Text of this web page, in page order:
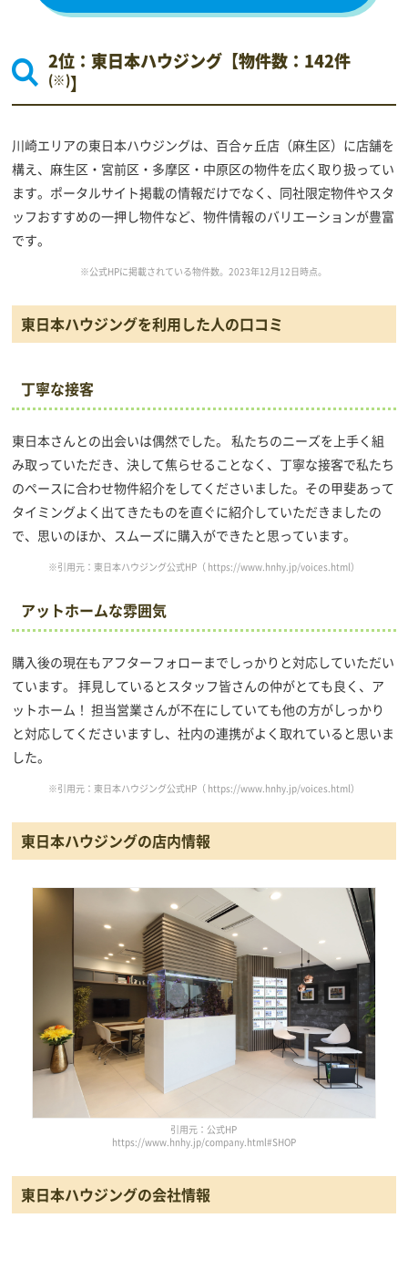
2位：東日本ハウジング【物件数：142件
(※)】
川崎エリアの東日本ハウジングは、百合ヶ丘店（麻生区）に店舗を
構え、麻生区・宮前区・多摩区・中原区の物件を広く取り扱ってい
ます。ポータルサイト掲載の情報だけでなく、同社限定物件やスタ
ッフおすすめの一押し物件など、物件情報のバリエーションが豊富
です。
※公式HPに掲載されている物件数。2023年12月12日時点。
東日本ハウジングを利用した人の口コミ
丁寧な接客
東日本さんとの出会いは偶然でした。 私たちのニーズを上手く組
み取っていただき、決して焦らせることなく、丁寧な接客で私たち
のペースに合わせ物件紹介をしてくださいました。その甲斐あって
タイミングよく出てきたものを直ぐに紹介していただきましたの
で、思いのほか、スムーズに購入ができたと思っています。
※引用元：東日本ハウジング公式HP（https://www.hnhy.jp/voices.html）
アットホームな雰囲気
購入後の現在もアフターフォローまでしっかりと対応していただい
ています。 拝見しているとスタッフ皆さんの仲がとても良く、ア
ットホーム！ 担当営業さんが不在にしていても他の方がしっかり
と対応してくださいますし、社内の連携がよく取れていると思いま
した。
※引用元：東日本ハウジング公式HP（https://www.hnhy.jp/voices.html）
東日本ハウジングの店内情報
引用元：公式HP
https://www.hnhy.jp/company.html#SHOP
東日本ハウジングの会社情報